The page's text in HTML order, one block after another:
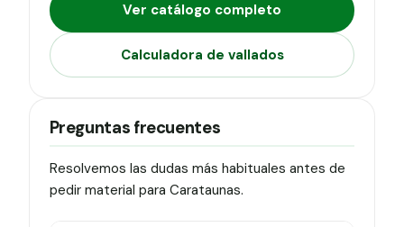
Ver catálogo completo
Calculadora de vallados
Preguntas frecuentes
Resolvemos las dudas más habituales antes de
pedir material para Carataunas.